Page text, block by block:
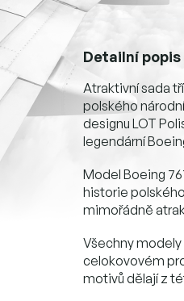
Detailní
Atraktivní sada
polského
designu LOT
legendární
Model Boeing
historie
mimořádně
Všechny
celokovovém
motivů dělají z